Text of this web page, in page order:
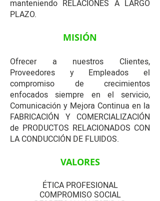
manteniendo RELACIONES A LARGO
PLAZO.
MISIÓN
Ofrecer a nuestros Clientes,
Proveedores y Empleados el
compromiso de crecimientos
enfocados siempre en el servicio,
Comunicación y Mejora Continua en la
FABRICACIÓN Y COMERCIALIZACIÓN
de PRODUCTOS RELACIONADOS CON
LA CONDUCCIÓN DE FLUIDOS.
VALORES
ÉTICA PROFESIONAL
COMPROMISO SOCIAL